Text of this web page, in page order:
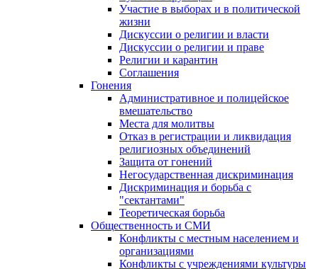
Участие в выборах и в политической
жизни
Дискуссии о религии и власти
Дискуссии о религии и праве
Религии и карантин
Соглашения
Гонения
Административное и полицейское
вмешательство
Места для молитвы
Отказ в регистрации и ликвидация
религиозных объединений
Защита от гонений
Негосударственная дискриминация
Дискриминация и борьба с
"сектантами"
Теоретическая борьба
Общественность и СМИ
Конфликты с местным населением и
организациями
Конфликты с учреждениями культуры